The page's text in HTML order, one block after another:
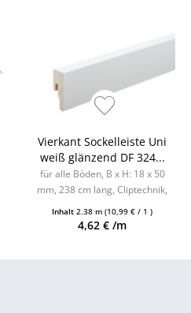
Vierkant Sockelleiste Uni
weiß glänzend DF 324...
für alle Böden, B x H: 18 x 50
mm, 238 cm lang, Cliptechnik,
erhältlich
Inhalt2.38 m(10,99 € / 1 )
4,62 € /m